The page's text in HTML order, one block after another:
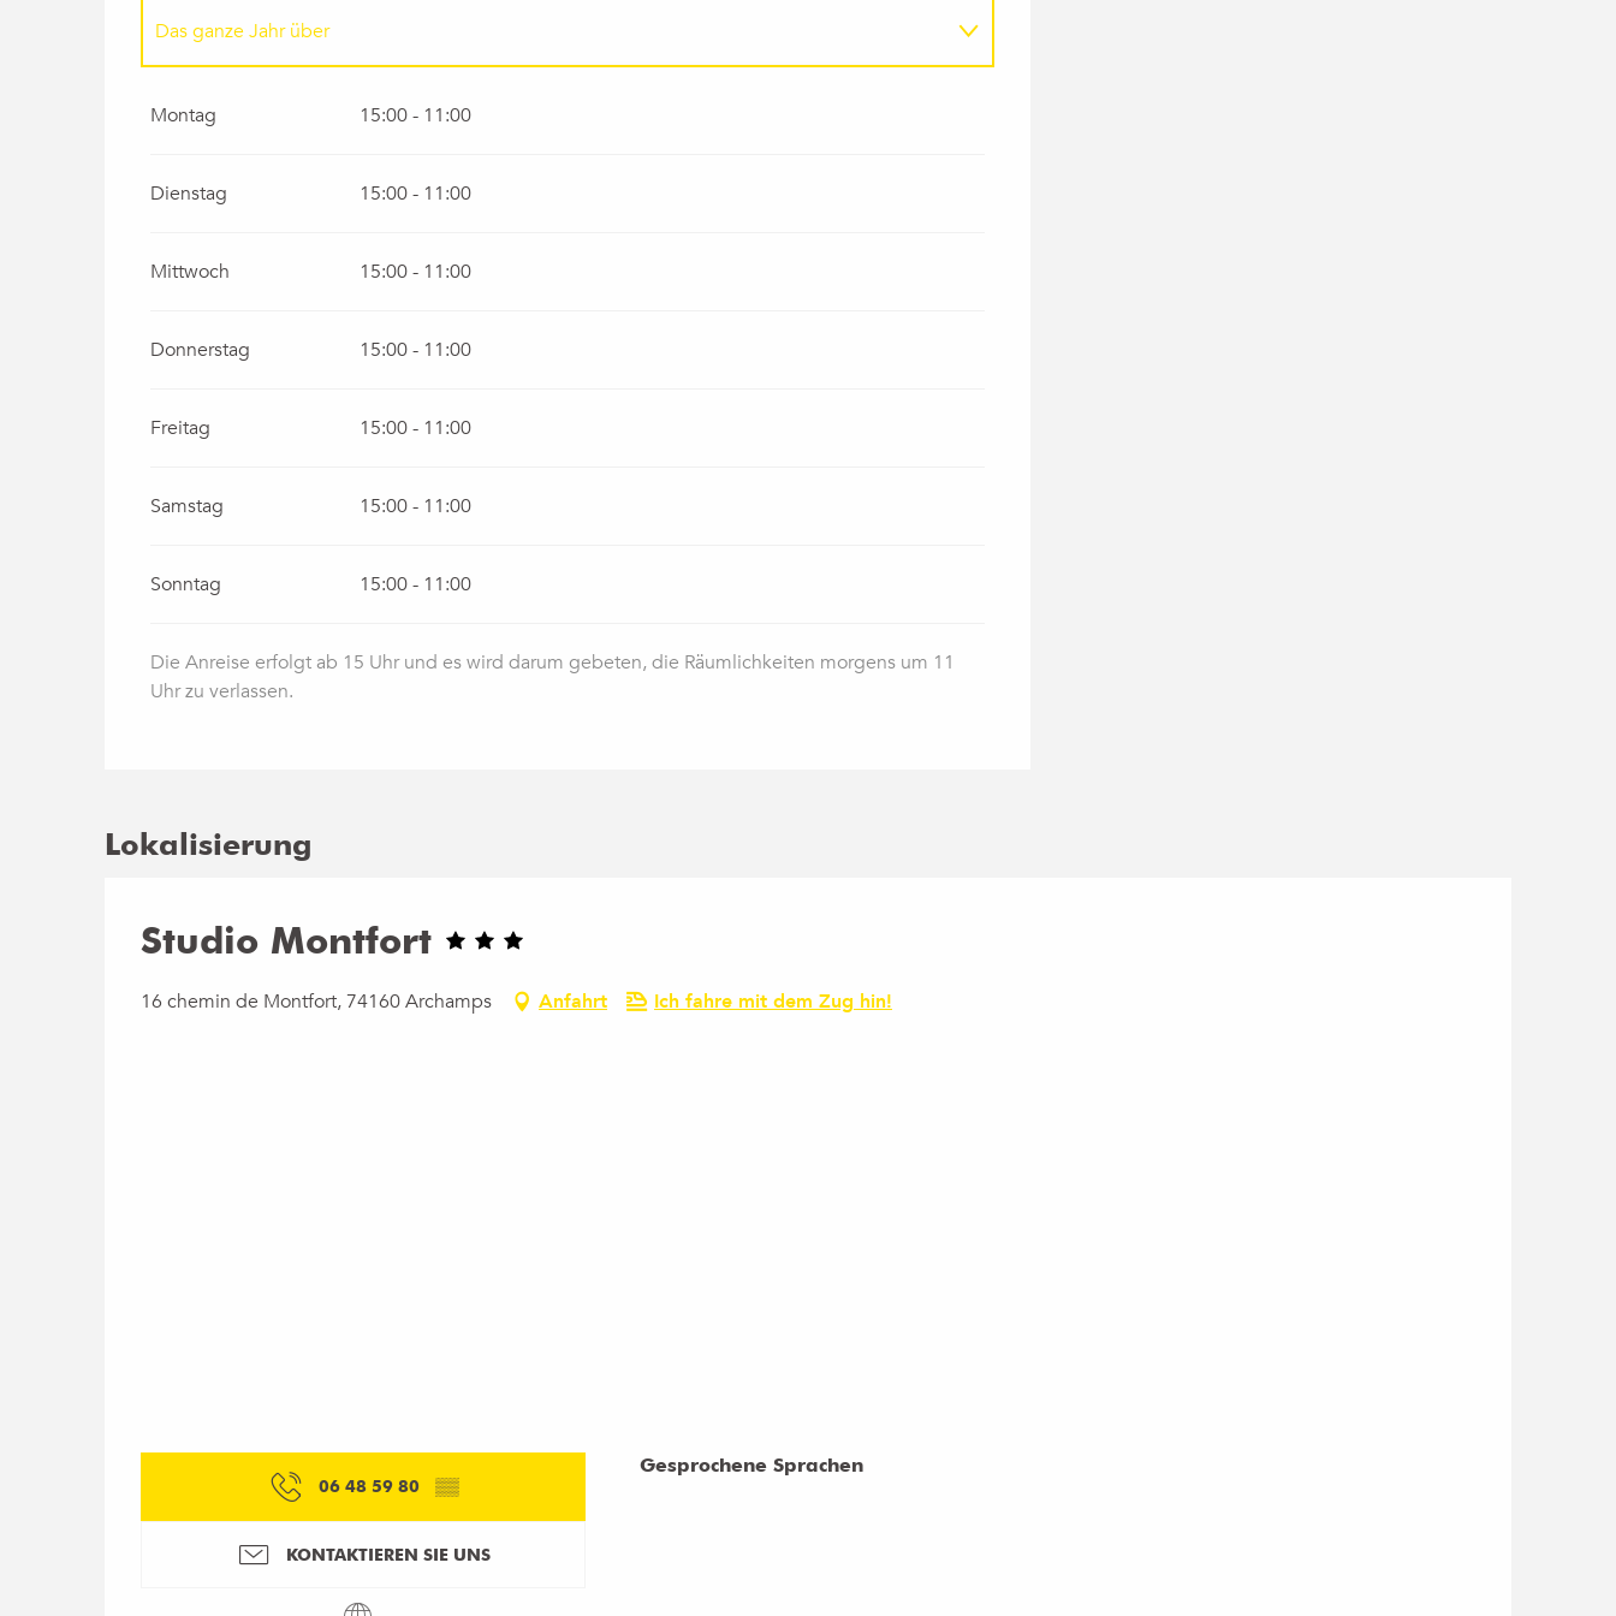
Das ganze Jahr über
Montag 15:00 - 11:00
Dienstag 15:00 - 11:00
Mittwoch 15:00 - 11:00
Donnerstag 15:00 - 11:00
Freitag 15:00 - 11:00
Samstag 15:00 - 11:00
Sonntag 15:00 - 11:00
Die Anreise erfolgt ab 15 Uhr und es wird darum gebeten, die Räumlichkeiten morgens um 11
Uhr zu verlassen.
Lokalisierung
Studio Montfort
16 chemin de Montfort, 74160 Archamps Anfahrt Ich fahre mit dem Zug hin!
06 48 59 80 ▒▒
KONTAKTIEREN SIE UNS
Gesprochene Sprachen
Gesprochene Sprachen